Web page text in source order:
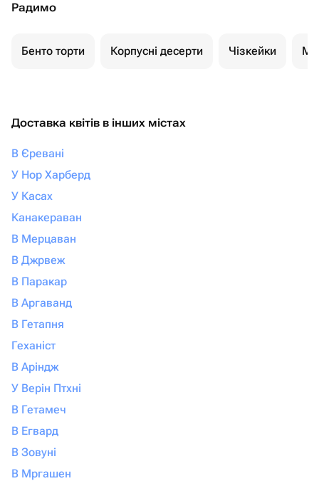
Радимо
Бенто торти Корпусні десерти Чізкейки
Доставка квітів в інших містах
В Єревані
У Нор Харберд
У Касах
Канакераван
В Мерцаван
В Джрвеж
В Паракар
В Аргаванд
В Гетапня
Геханіст
В Аріндж
У Верін Птхні
В Гетамеч
В Егвард
В Зовуні
В Мргашен